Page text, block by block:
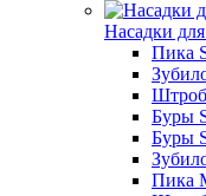
Насадки
Пика
Буры
Буры
Пика